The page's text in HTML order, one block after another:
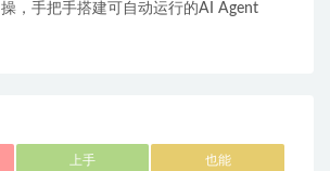
操，手把手搭建可自动运行的AI Agent
上手 也能